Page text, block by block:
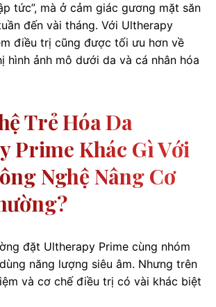
tức”, mà ở cảm giác gương mặt săn
đến vài tháng. Với Ultherapy
điều trị cũng được tối ưu hơn về
hình ảnh mô dưới da và cá nhân hóa
Trẻ Hóa Da
Prime Khác Gì Với
Nghệ Nâng Cơ
đặt Ultherapy Prime cùng nhóm
năng lượng siêu âm. Nhưng trên
và cơ chế điều trị có vài khác biệt